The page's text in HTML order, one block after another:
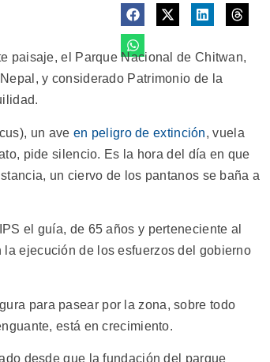
paisaje, el Parque Nacional de Chitwan,
y considerado Patrimonio de la
un ave en peligro de extinción, vuela
pide silencio. Es la hora del día en que
un ciervo de los pantanos se baña a
el guía, de 65 años y perteneciente al
ejecución de los esfuerzos del gobierno
para pasear por la zona, sobre todo
está en crecimiento.
desde que la fundación del parque